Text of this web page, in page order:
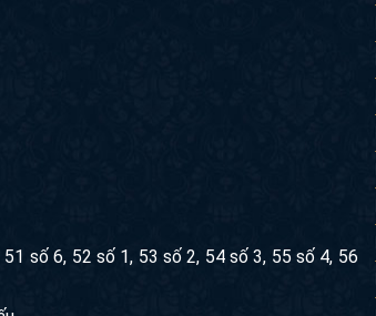
số 6, 52 số 1, 53 số 2, 54 số 3, 55 số 4, 56